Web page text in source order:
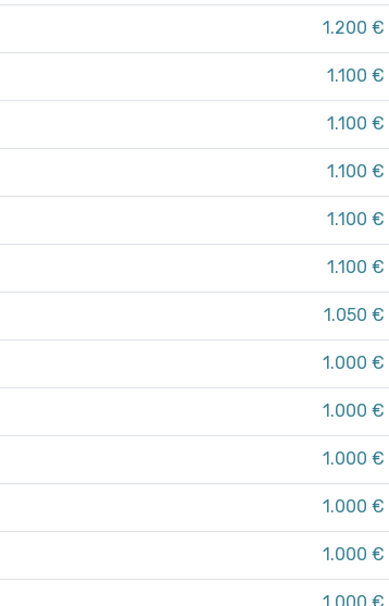
1.200 €
1.100 €
1.100 €
1.100 €
1.100 €
1.100 €
1.050 €
1.000 €
1.000 €
1.000 €
1.000 €
1.000 €